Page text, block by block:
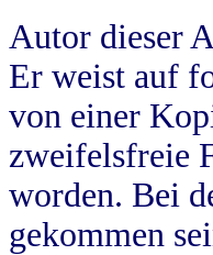
Autor dieser
Er weist auf
von einer
zweifelsfreie
worden. Bei
gekommen